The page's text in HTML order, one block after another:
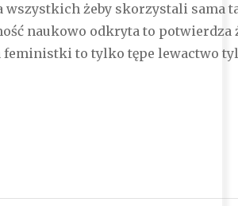
wszystkich żeby skorzystali sama
naukowo odkryta to potwierdza
feministki to tylko tępe lewactwo